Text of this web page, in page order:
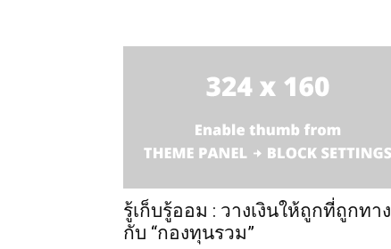
รู้เก็บรู้ออม : วางเงินให้ถูกที่ถูกทาง
กับ “กองทุนรวม”